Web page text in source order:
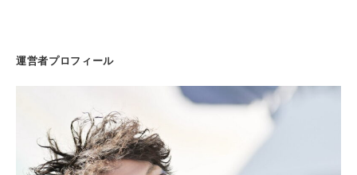
運営者プロフィール